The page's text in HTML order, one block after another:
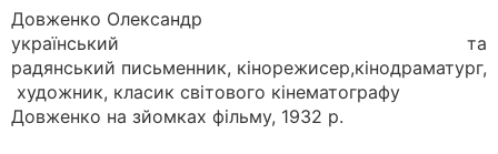
Довженко Олександр
український та
радянський письменник, кінорежисер,кінодраматург,
художник, класик світового кінематографу
Довженко на зйомках фільму, 1932 р.